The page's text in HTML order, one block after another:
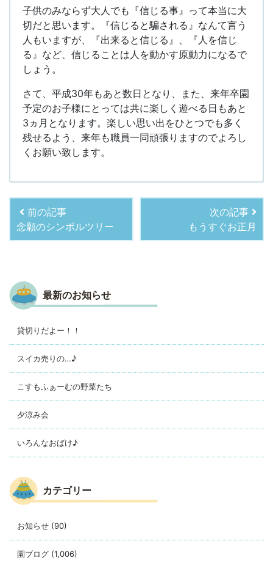
子供のみならず大人でも『信じる事』って本当に大
切だと思います。『信じると騙される』なんて言う
人もいますが、『出来ると信じる』、『人を信じ
る』など、信じることは人を動かす原動力になるで
しょう。
さて、平成30年もあと数日となり、また、来年卒園
予定のお子様にとっては共に楽しく遊べる日もあと
3ヵ月となります。楽しい思い出をひとつでも多く
残せるよう、来年も職員一同頑張りますのでよろし
くお願い致します。
前の記事
念願のシンボルツリー
次の記事
もうすぐお正月
最新のお知らせ
貸切りだよー！！
スイカ売りの…♪
こすもふぁーむの野菜たち
夕涼み会
いろんなおばけ♪
カテゴリー
お知らせ (90)
園ブログ (1,006)